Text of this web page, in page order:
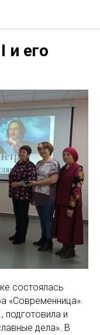
и его
состоялась
«Современница».
подготовила и
дела». В